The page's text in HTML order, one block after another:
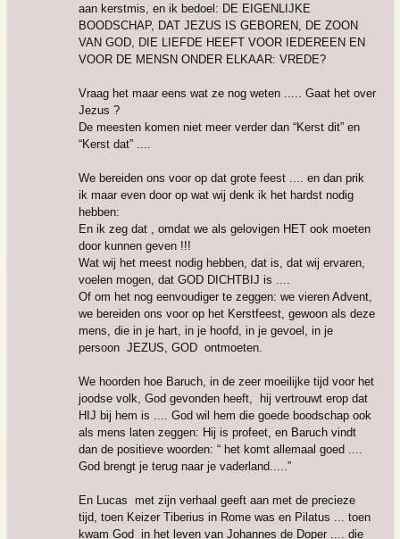
aan kerstmis, en ik bedoel: DE EIGENLIJKE
BOODSCHAP, DAT JEZUS IS GEBOREN, DE ZOON
VAN GOD, DIE LIEFDE HEEFT VOOR IEDEREEN EN
VOOR DE MENSN ONDER ELKAAR: VREDE?
Vraag het maar eens wat ze nog weten ..... Gaat het over
Jezus ?
De meesten komen niet meer verder dan “Kerst dit” en
“Kerst dat” ....
We bereiden ons voor op dat grote feest .... en dan prik
ik maar even door op wat wij denk ik het hardst nodig
hebben:
En ik zeg dat , omdat we als gelovigen HET ook moeten
door kunnen geven !!!
Wat wij het meest nodig hebben, dat is, dat wij ervaren,
voelen mogen, dat GOD DICHTBIJ is ....
Of om het nog eenvoudiger te zeggen: we vieren Advent,
we bereiden ons voor op het Kerstfeest, gewoon als deze
mens, die in je hart, in je hoofd, in je gevoel, in je
persoon JEZUS, GOD ontmoeten.
We hoorden hoe Baruch, in de zeer moeilijke tijd voor het
joodse volk, God gevonden heeft, hij vertrouwt erop dat
HIJ bij hem is .... God wil hem die goede boodschap ook
als mens laten zeggen: Hij is profeet, en Baruch vindt
dan de positieve woorden: “ het komt allemaal goed ....
God brengt je terug naar je vaderland.....”
En Lucas met zijn verhaal geeft aan met de precieze
tijd, toen Keizer Tiberius in Rome was en Pilatus ... toen
kwam God in het leven van Johannes de Doper .... die